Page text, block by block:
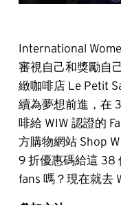
International
審視自己和獎勵自
緻咖啡店 Le Petit
續為夢想前進，在
啡給 WIW 認證的
方購物網站 Shop
9 折優惠碼給這 38
fans 嗎？現在就去